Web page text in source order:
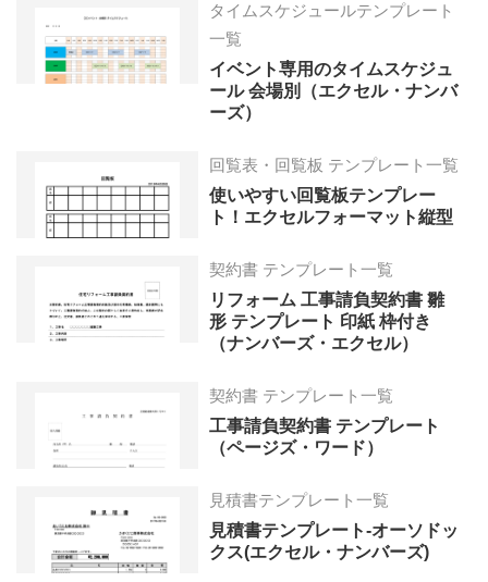
タイムスケジュールテンプレート
一覧
イベント専用のタイムスケジュ
ール 会場別（エクセル・ナンバ
ーズ）
回覧表・回覧板 テンプレート一覧
使いやすい回覧板テンプレー
ト！エクセルフォーマット縦型
契約書 テンプレート一覧
リフォーム 工事請負契約書 雛
形 テンプレート 印紙 枠付き
（ナンバーズ・エクセル）
契約書 テンプレート一覧
工事請負契約書 テンプレート
（ページズ・ワード）
見積書テンプレート一覧
見積書テンプレート-オーソドッ
クス(エクセル・ナンバーズ)